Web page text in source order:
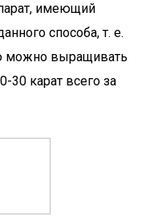
имеющий
способа, т. е.
можно выращивать
30 карат всего за